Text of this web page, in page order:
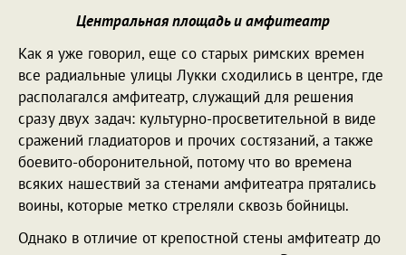
Центральная площадь и амфитеатр
Как я уже говорил, еще со старых римских времен
все радиальные улицы Лукки сходились в центре, где
располагался амфитеатр, служащий для решения
сразу двух задач: культурно-просветительной в виде
сражений гладиаторов и прочих состязаний, а также
боевито-оборонительной, потому что во времена
всяких нашествий за стенами амфитеатра прятались
воины, которые метко стреляли сквозь бойницы.
Однако в отличие от крепостной стены амфитеатр до